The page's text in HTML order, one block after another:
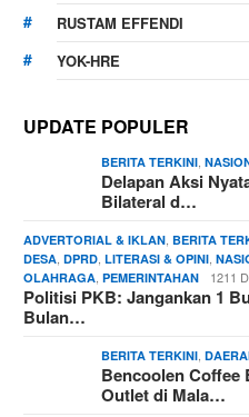
RUSTAM EFFENDI
YOK-HRE
UPDATE POPULER
BERITA TERKINI,
Delapan Aksi
Bilateral d…
ADVERTORIAL & IKLAN,BERITA
DESA,DPRD,LITERASI & OPINI,
OLAHRAGA,PEMERINTAHAN 1211
Politisi PKB: Jangankan 1
Bulan…
BERITA TERKINI,
Bencoolen Coffee
Outlet di Mala…